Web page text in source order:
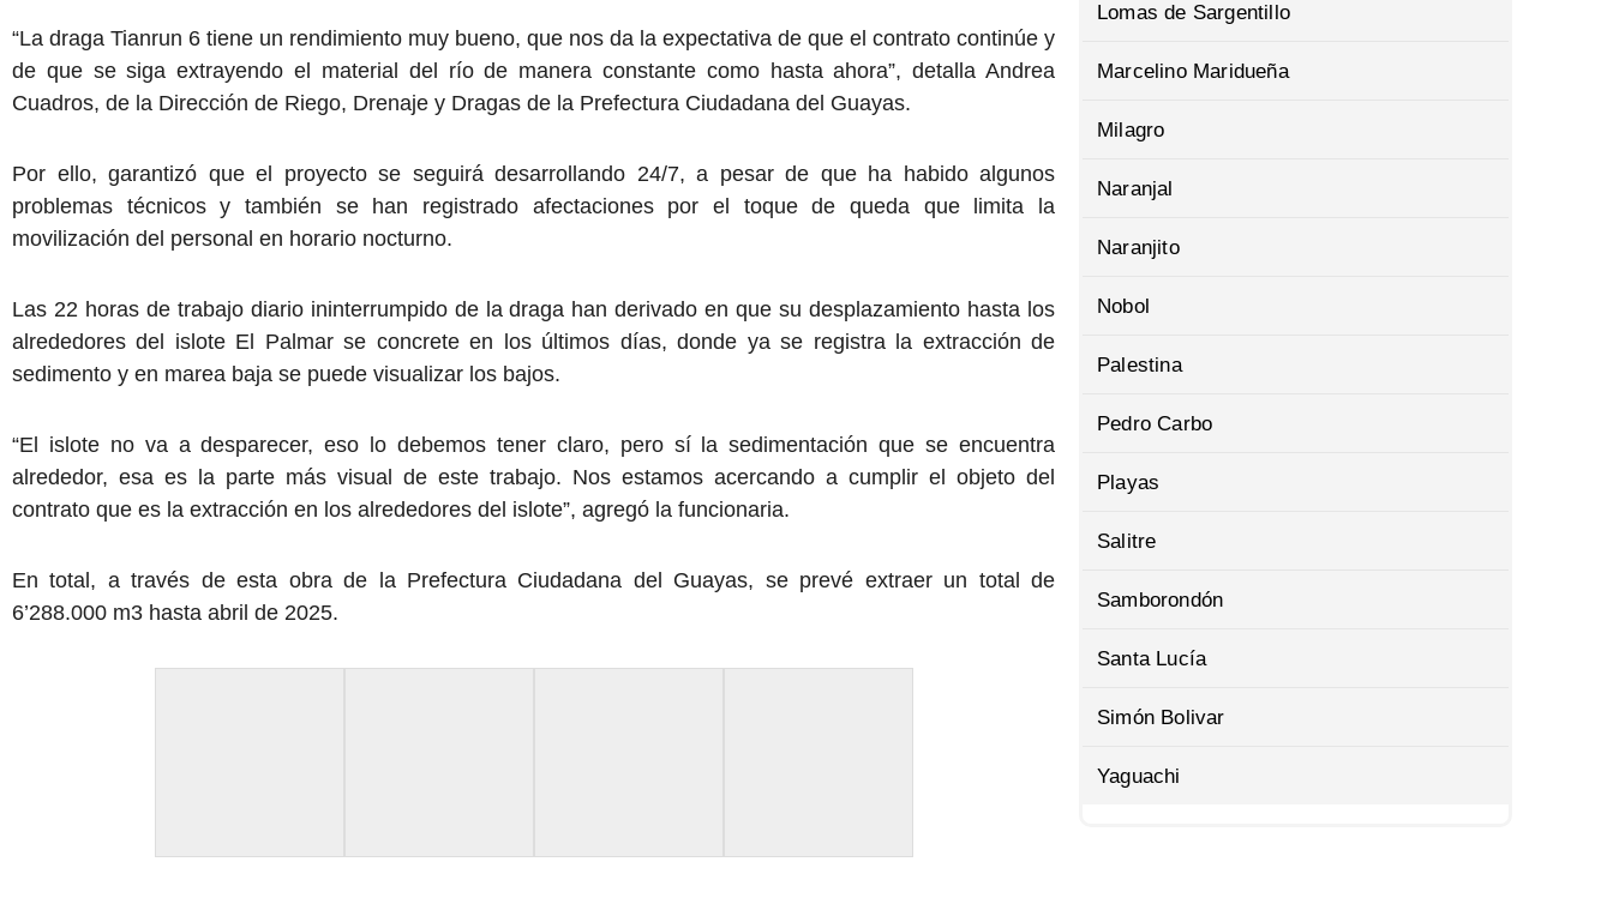
“La draga Tianrun 6 tiene un rendimiento muy bueno, que nos da la expectativa de que el contrato continúe y
de que se siga extrayendo el material del río de manera constante como hasta ahora”, detalla Andrea
Cuadros, de la Dirección de Riego, Drenaje y Dragas de la Prefectura Ciudadana del Guayas.
Por ello, garantizó que el proyecto se seguirá desarrollando 24/7, a pesar de que ha habido algunos
problemas técnicos y también se han registrado afectaciones por el toque de queda que limita la
movilización del personal en horario nocturno.
Las 22 horas de trabajo diario ininterrumpido de la draga han derivado en que su desplazamiento hasta los
alrededores del islote El Palmar se concrete en los últimos días, donde ya se registra la extracción de
sedimento y en marea baja se puede visualizar los bajos.
“El islote no va a desparecer, eso lo debemos tener claro, pero sí la sedimentación que se encuentra
alrededor, esa es la parte más visual de este trabajo. Nos estamos acercando a cumplir el objeto del
contrato que es la extracción en los alrededores del islote”, agregó la funcionaria.
En total, a través de esta obra de la Prefectura Ciudadana del Guayas, se prevé extraer un total de
6’288.000 m3 hasta abril de 2025.
Lomas de Sargentillo
Marcelino Maridueña
Milagro
Naranjal
Naranjito
Nobol
Palestina
Pedro Carbo
Playas
Salitre
Samborondón
Santa Lucía
Simón Bolivar
Yaguachi